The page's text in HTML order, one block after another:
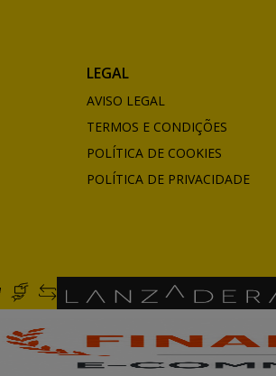
LEGAL
AVISO LEGAL
TERMOS E CONDIÇÕES
POLÍTICA DE COOKIES
POLÍTICA DE PRIVACIDADE